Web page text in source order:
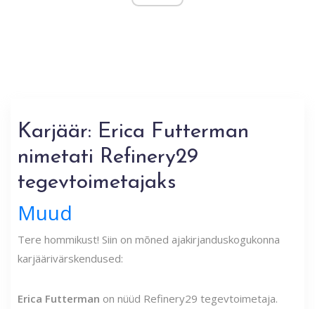
Karjäär: Erica Futterman
nimetati Refinery29
tegevtoimetajaks
Muud
Tere hommikust! Siin on mõned ajakirjanduskogukonna
karjäärivärskendused:
Erica Futterman on nüüd Refinery29 tegevtoimetaja.